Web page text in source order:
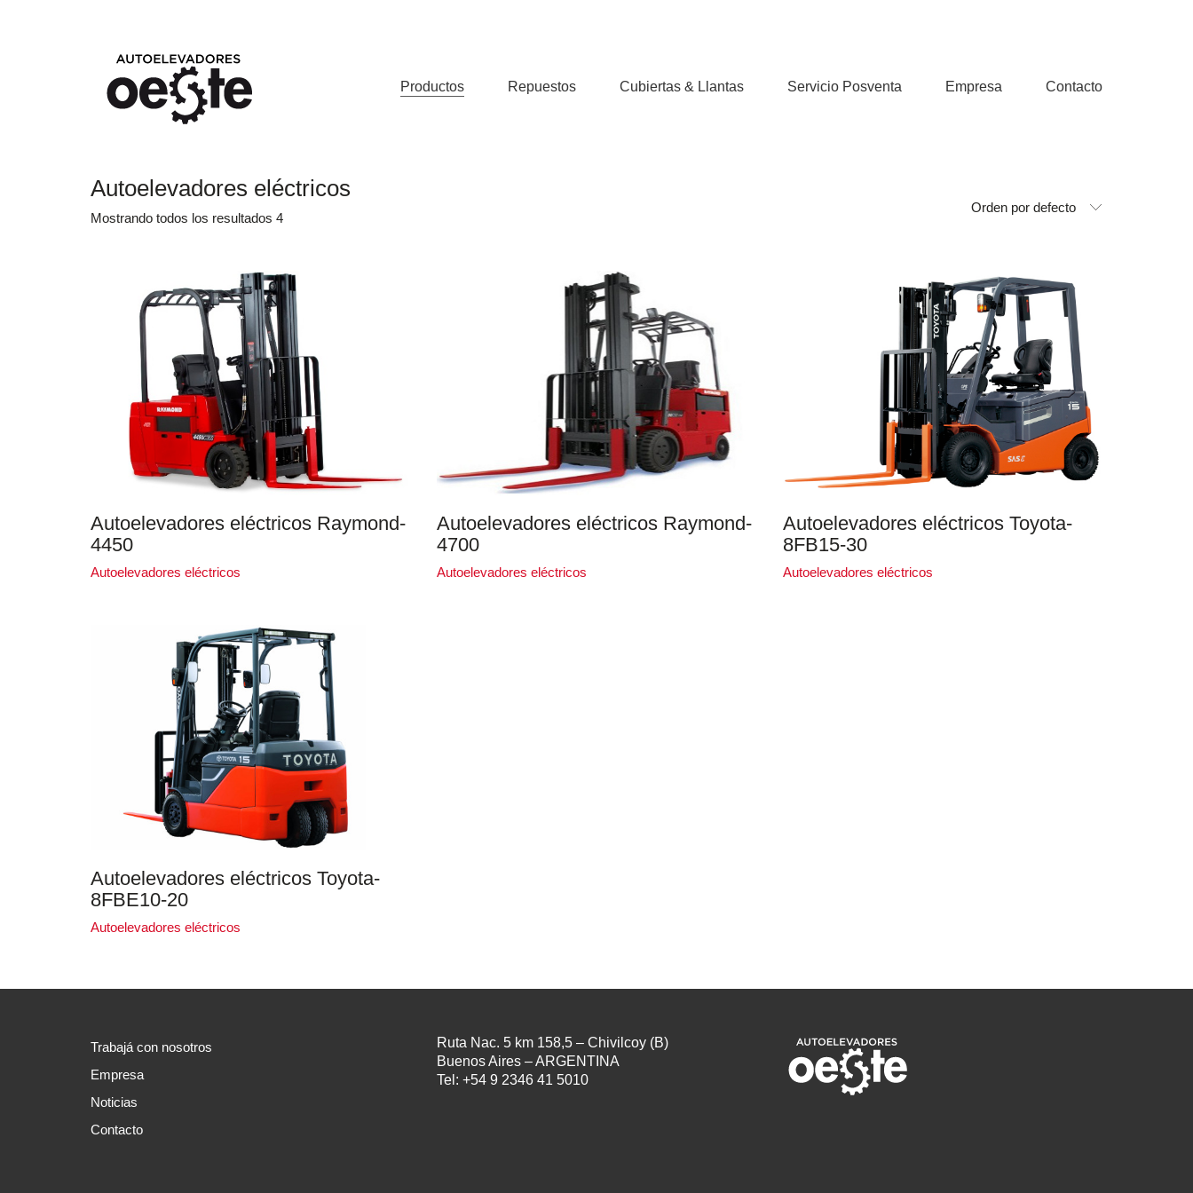
Productos Repuestos Cubiertas & Llantas Servicio Posventa Empresa Contacto
Autoelevadores eléctricos
Mostrando todos los resultados 4
Orden por defecto
Autoelevadores eléctricos Raymond-
4450
Autoelevadores eléctricos
Autoelevadores eléctricos Raymond-
4700
Autoelevadores eléctricos
Autoelevadores eléctricos Toyota-
8FB15-30
Autoelevadores eléctricos
Autoelevadores eléctricos Toyota-
8FBE10-20
Autoelevadores eléctricos
Trabajá con nosotros
Empresa
Noticias
Contacto
Ruta Nac. 5 km 158,5 – Chivilcoy (B)
Buenos Aires – ARGENTINA
Tel: +54 9 2346 41 5010